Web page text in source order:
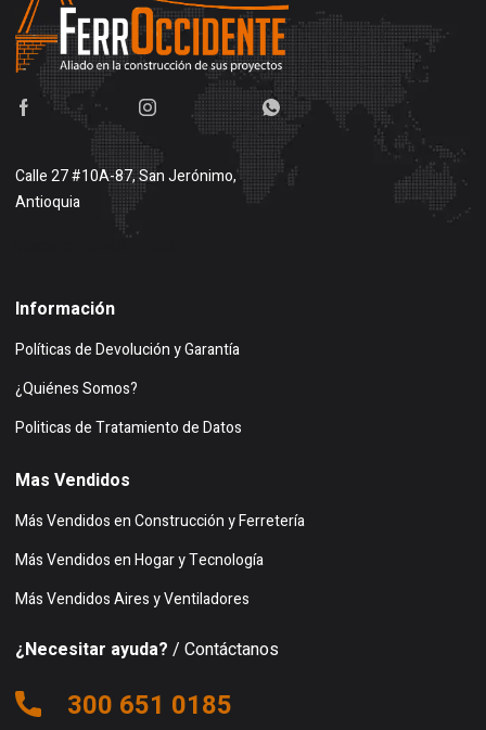
Calle 27 #10A-87, San Jerónimo,
Antioquia
Información
Políticas de Devolución y Garantía
¿Quiénes Somos?
Politicas de Tratamiento de Datos
Mas Vendidos
Más Vendidos en Construcción y Ferretería
Más Vendidos en Hogar y Tecnología
Más Vendidos Aires y Ventiladores
¿Necesitar ayuda? / Contáctanos
300 651 0185